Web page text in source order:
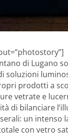
di Lugano
soluzioni
prodotti a
vetrate e
di bilanciare
un
con vetro